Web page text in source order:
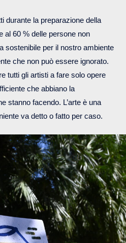
durante la preparazione della
al 60 % delle persone non
sostenibile per il nostro ambiente
che non può essere ignorato.
tutti gli artisti a fare solo opere
che abbiano la
stanno facendo. L’arte è una
va detto o fatto per caso.